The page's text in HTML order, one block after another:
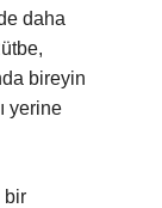
daha
bireyin
yerine
bir